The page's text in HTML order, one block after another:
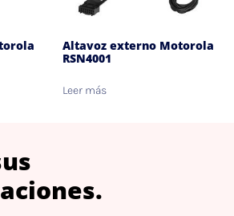
Altavoz externo Motorola
RSN4001
Leer más